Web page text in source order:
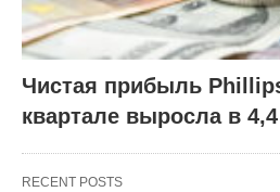
Чистая прибыль
квартале выросла в
RECENT POSTS